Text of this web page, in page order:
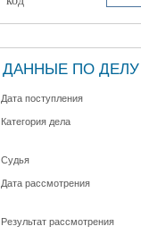
ДАННЫЕ ПО ДЕЛУ
Дата поступления
Категория дела
Судья
Дата рассмотрения
Результат рассмотрения